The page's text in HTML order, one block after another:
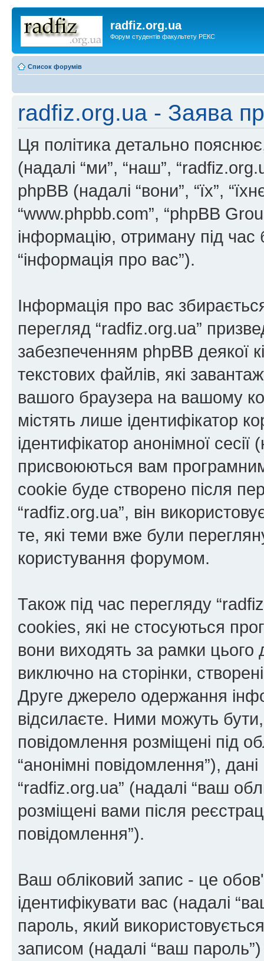
radfiz.org.ua
Форум студентів факультету РЕКС
Список форумів
radfiz.org.ua - Заява
Ця політика детально
(надалі “ми”, “наш”,
phpBB (надалі “вони”, “їх”,
“www.phpbb.com”, “phpBB
інформацію, отриману під час
“інформація про вас”).
Інформація про вас
перегляд “radfiz.org.ua”
забезпеченням phpBB деякої
текстових файлів, які
вашого браузера на вашому
містять лише ідентифікатор
ідентифікатор анонімної
присвоюються вам
cookie буде створено після
“radfiz.org.ua”, він
те, які теми вже були
користування форумом.
Також під час перегляду
cookies, які не стосуються
вони виходять за рамки цього
виключно на сторінки,
Друге джерело одержання
відсилаєте. Ними можуть
повідомлення розміщені під
“анонімні повідомлення”),
“radfiz.org.ua” (надалі “ваш
розміщені вами після
повідомлення”).
Ваш обліковий запис - це
ідентифікувати вас (надалі
пароль, який
записом (надалі “ваш